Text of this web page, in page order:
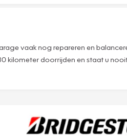
vaak nog repareren en
doorrijden en staat u